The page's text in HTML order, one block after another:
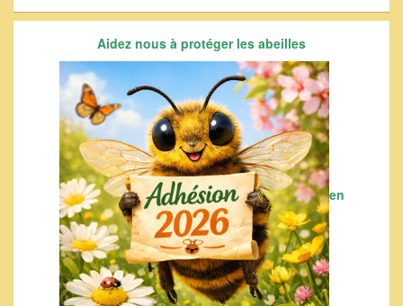
Aidez nous à protéger les abeilles
en